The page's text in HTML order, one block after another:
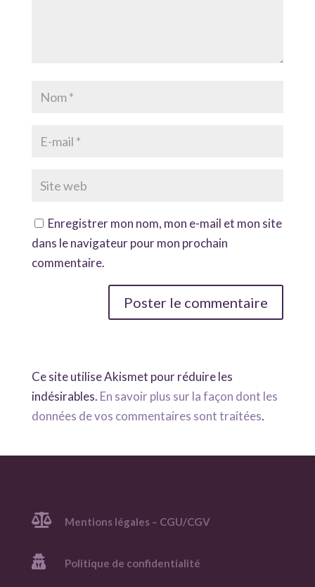
Enregistrer mon nom, mon e-mail et mon site
dans le navigateur pour mon prochain
commentaire.
Ce site utilise Akismet pour réduire les
indésirables. En savoir plus sur la façon dont les
données de vos commentaires sont traitées.
 Mentions légales – CGU/CGV
 Politique de confidentialité